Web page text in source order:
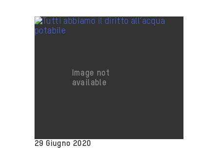
29 Giugno 2020